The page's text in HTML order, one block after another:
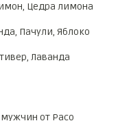
Цедра лимона
Пачули, Яблоко
Лаванда
от Paco